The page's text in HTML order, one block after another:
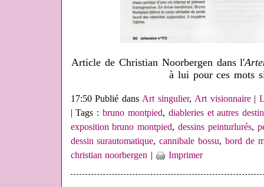
Article de Christian Noorbergen dans l'
à lui pour ces mots
17:50 Publié dansArt singulier, Art visionnaire|
| Tags :bruno montpied, diableries et autres
exposition bruno montpied,dessins peinturlurés,
dessin surautomatique,cannibale bossu, bord de
christian noorbergen | Imprimer